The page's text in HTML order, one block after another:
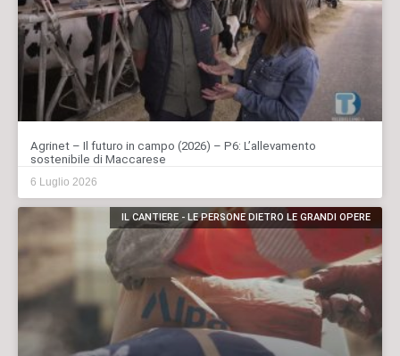
Agrinet – Il futuro in campo (2026) – P6: L’allevamento
sostenibile di Maccarese
6 Luglio 2026
IL CANTIERE - LE PERSONE DIETRO LE GRANDI OPERE